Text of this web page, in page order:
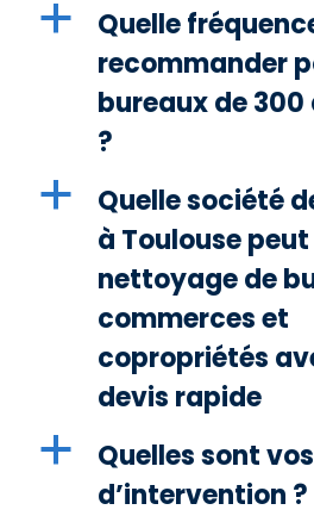
a
Quelle
recommander
bureaux de 300
?
a
Quelle société
à Toulouse
nettoyage de
commerces et
copropriétés
devis rapide
a
Quelles sont
d’intervention ?